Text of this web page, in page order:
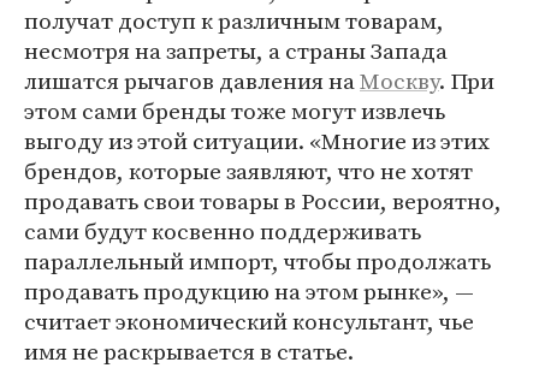
получат доступ к различным товарам,
несмотря на запреты, а страны Запада
лишатся рычагов давления наМоскву. При
этом сами бренды тоже могут извлечь
выгоду из этой ситуации. «Многие из этих
брендов, которые заявляют, что не хотят
продавать свои товары в России, вероятно,
сами будут косвенно поддерживать
параллельный импорт, чтобы продолжать
продавать продукцию на этом рынке», —
считает экономический консультант, чье
имя не раскрывается в статье.